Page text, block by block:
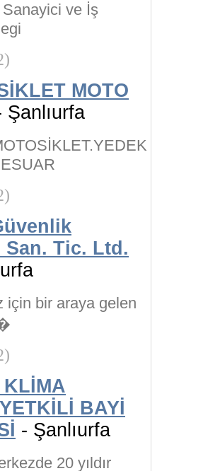
ve İş
MOTO
Şanlıurfa
Tic. Ltd.
için bir araya gelen
BAYİ
- Şanlıurfa
20 yıldır